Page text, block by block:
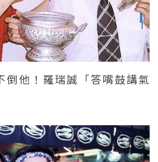
倒他！羅瑞誠「答嘴鼓講氣